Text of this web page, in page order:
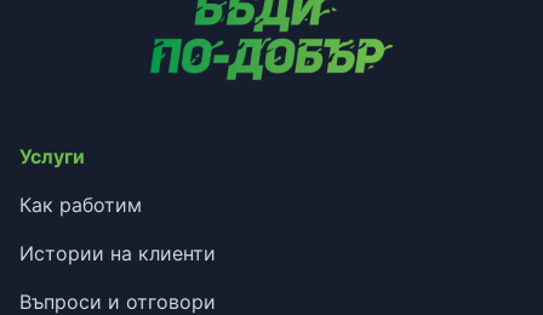
Услуги
Как работим
Истории на клиенти
Въпроси и отговори